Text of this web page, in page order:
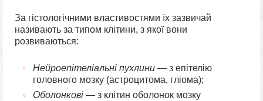
За гістологічними властивостями їх зазвичай
називають за типом клітини, з якої вони
розвиваються:
Нейроепітеліальні пухлини— з епітелію
головного мозку (астроцитома, гліома);
Оболонкові— з клітин оболонок мозку